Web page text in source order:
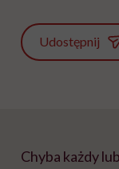
Udostępnij
Chyba każdy